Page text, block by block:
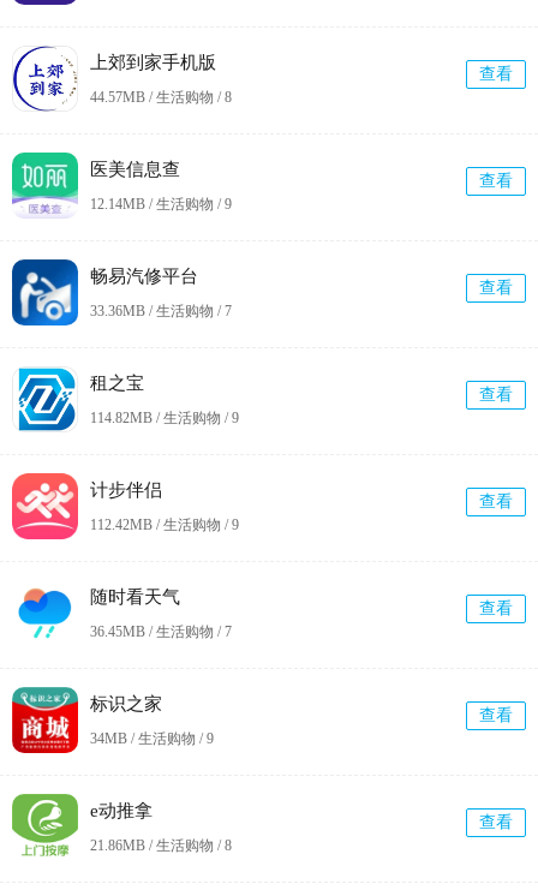
上郊到家手机版
44.57MB / 生活购物 /8
查看
医美信息查
12.14MB / 生活购物 /9
查看
畅易汽修平台
33.36MB / 生活购物 /7
查看
租之宝
114.82MB / 生活购物 /9
查看
计步伴侣
112.42MB / 生活购物 /9
查看
随时看天气
36.45MB / 生活购物 /7
查看
标识之家
34MB / 生活购物 /9
查看
e动推拿
21.86MB / 生活购物 /8
查看